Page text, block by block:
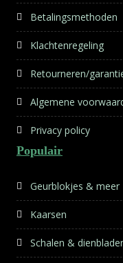
Betalingsmethoden
Klachtenregeling
Retourneren/
Algemene
Privacy policy
Populair
Geurblokjes & meer
Kaarsen
Schalen &